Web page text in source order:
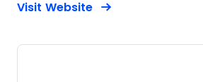
Visit WebsiteOpens New Window